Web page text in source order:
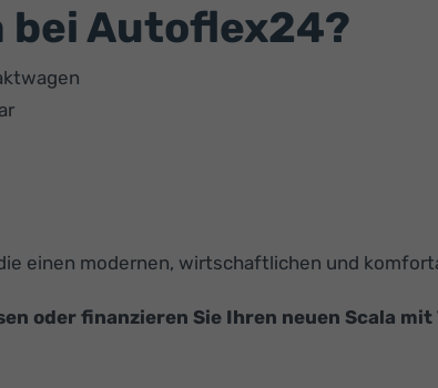
bei Autoflex24?
einen modernen, wirtschaftlichen und
oder finanzieren Sie Ihren neuen Scala